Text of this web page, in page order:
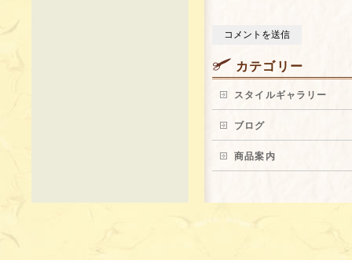
カテゴリー
スタイルギャラリー
ブログ
商品案内